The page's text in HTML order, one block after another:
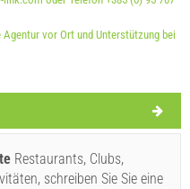
auf Bestätigung
und weitere Fragen
und klicken Sie auf
vor Ort und Unterstützung bei
Restaurants, Clubs,
schreiben Sie Sie eine